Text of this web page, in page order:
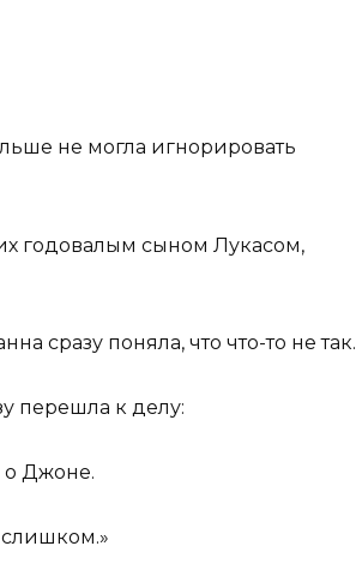
не могла игнорировать
годовалым сыном Лукасом,
сразу поняла, что что-то не так.
перешла к делу:
о Джоне.